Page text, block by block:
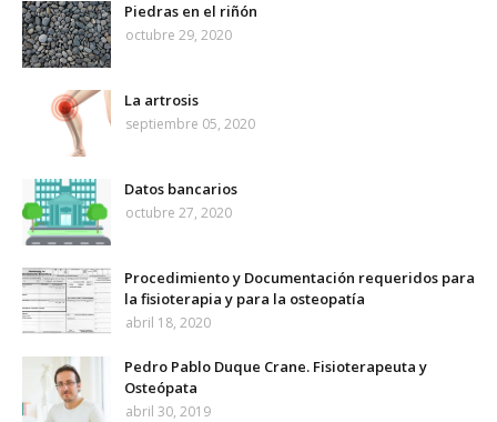
Piedras en el riñón
octubre 29, 2020
La artrosis
septiembre 05, 2020
Datos bancarios
octubre 27, 2020
Procedimiento y Documentación requeridos para
la fisioterapia y para la osteopatía
abril 18, 2020
Pedro Pablo Duque Crane. Fisioterapeuta y
Osteópata
abril 30, 2019